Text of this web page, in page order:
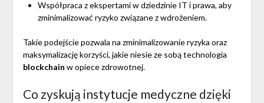
Współpraca z ekspertami w dziedzinie IT i prawa, aby
zminimalizować ryzyko związane z wdrożeniem.
Takie podejście pozwala na zminimalizowanie ryzyka oraz
maksymalizację korzyści, jakie niesie ze sobą technologia
blockchain w opiece zdrowotnej.
Co zyskują instytucje medyczne dzięki